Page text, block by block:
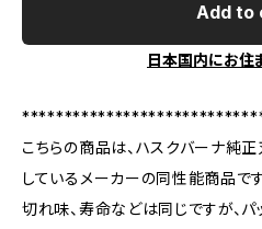
Add to
日本国内にお住
こちらの商品は、ハスクバーナ純正
しているメーカーの同性能商品です
切れ味、寿命などは同じですが、